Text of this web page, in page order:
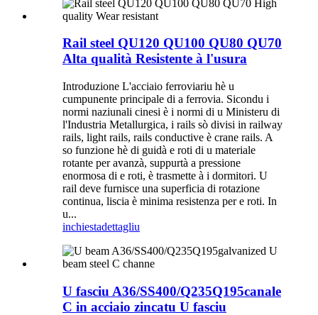
Rail steel QU120 QU100 QU80 QU70
Alta qualità Resistente à l'usura
Introduzione L'acciaio ferroviariu hè u
cumpunente principale di a ferrovia. Sicondu i
normi naziunali cinesi è i normi di u Ministeru di
l'Industria Metallurgica, i rails sò divisi in railway
rails, light rails, rails conductive è crane rails. A
so funzione hè di guidà e roti di u materiale
rotante per avanzà, suppurtà a pressione
enormosa di e roti, è trasmette à i dormitori. U
rail deve furnisce una superficia di rotazione
continua, liscia è minima resistenza per e roti. In
u...
inchiestadettagliu
U fasciu A36/SS400/Q235Q195canale
C in acciaio zincatu U fasciu